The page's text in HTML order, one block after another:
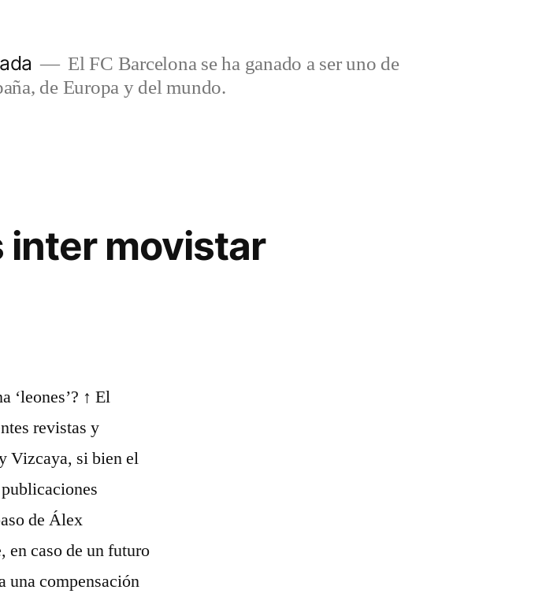
El FC Barcelona se ha ganado a ser uno de
de Europa y del mundo.
inter movistar
‘leones’? ↑ El
revistas y
Vizcaya, si bien el
de Álex
en caso de un futuro
una compensación